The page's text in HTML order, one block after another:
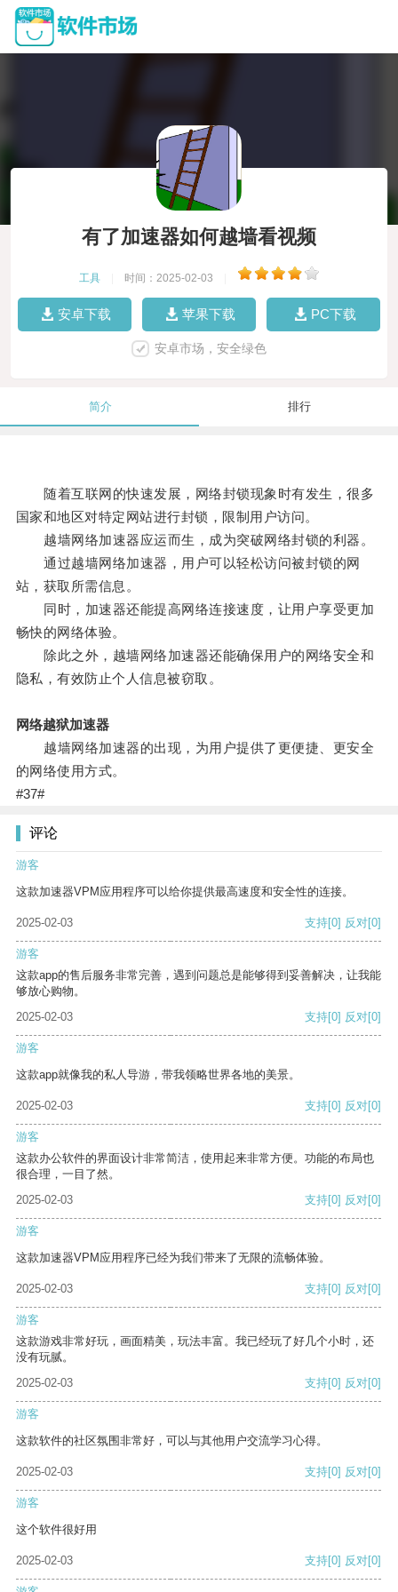
有了加速器如何越墙看视频
工具 时间：2025-02-03
安卓下载 苹果下载 PC下载
安卓市场，安全绿色
简介 排行
随着互联网的快速发展，网络封锁现象时有发生，很多
国家和地区对特定网站进行封锁，限制用户访问。
越墙网络加速器应运而生，成为突破网络封锁的利器。
通过越墙网络加速器，用户可以轻松访问被封锁的网
站，获取所需信息。
同时，加速器还能提高网络连接速度，让用户享受更加
畅快的网络体验。
除此之外，越墙网络加速器还能确保用户的网络安全和
隐私，有效防止个人信息被窃取。
网络越狱加速器
越墙网络加速器的出现，为用户提供了更便捷、更安全
的网络使用方式。
#37#
评论
游客
这款加速器VPM应用程序可以给你提供最高速度和安全性的连接。
2025-02-03 支持[0] 反对[0]
游客
这款app的售后服务非常完善，遇到问题总是能够得到妥善解决，让我能
够放心购物。
2025-02-03
支持[0] 反对[0]
游客
这款app就像我的私人导游，带我领略世界各地的美景。
2025-02-03 支持[0] 反对[0]
游客
这款办公软件的界面设计非常简洁，使用起来非常方便。功能的布局也
很合理，一目了然。
2025-02-03
支持[0] 反对[0]
游客
这款加速器VPM应用程序已经为我们带来了无限的流畅体验。
2025-02-03 支持[0] 反对[0]
游客
这款游戏非常好玩，画面精美，玩法丰富。我已经玩了好几个小时，还
没有玩腻。
2025-02-03
支持[0] 反对[0]
游客
这款软件的社区氛围非常好，可以与其他用户交流学习心得。
2025-02-03 支持[0] 反对[0]
游客
这个软件很好用
2025-02-03 支持[0] 反对[0]